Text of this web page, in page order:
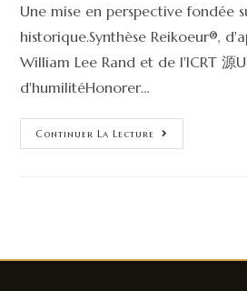
Une mise en perspective fondée
historique.Synthèse Reikoeur®,
William Lee Rand et de l'ICRT 源
d'humilitéHonorer…
Continuer La Lecture